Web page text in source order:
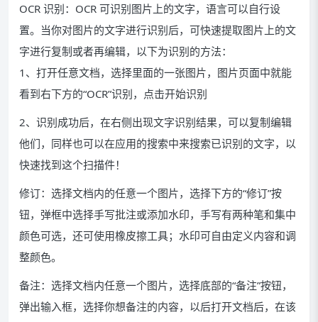
OCR 识别：OCR 可识别图片上的文字，语言可以自行设
置。当你对图片的文字进行识别后，可快速提取图片上的文
字进行复制或者再编辑，以下为识别的方法：
1、打开任意文档，选择里面的一张图片，图片页面中就能
看到右下方的“OCR”识别，点击开始识别
2、识别成功后，在右侧出现文字识别结果，可以复制编辑
他们，同样也可以在应用的搜索中来搜索已识别的文字，以
快速找到这个扫描件！
修订：选择文档内的任意一个图片，选择下方的“修订”按
钮，弹框中选择手写批注或添加水印，手写有两种笔和集中
颜色可选，还可使用橡皮擦工具；水印可自由定义内容和调
整颜色。
备注：选择文档内任意一个图片，选择底部的“备注”按钮，
弹出输入框，选择你想备注的内容，以后打开文档后，在该